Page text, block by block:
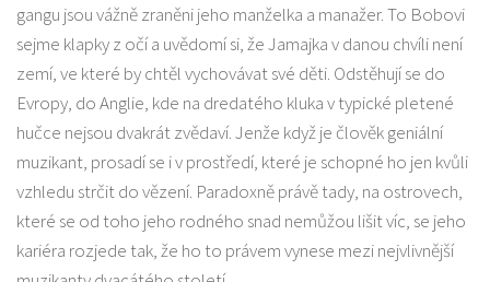
gangu jsou vážně zraněni jeho manželka a manažer. To Bobovi
sejme klapky z očí a uvědomí si, že Jamajka v danou chvíli není
zemí, ve které by chtěl vychovávat své děti. Odstěhují se do
Evropy, do Anglie, kde na dredatého kluka v typické pletené
hučce nejsou dvakrát zvědaví. Jenže když je člověk geniální
muzikant, prosadí se i v prostředí, které je schopné ho jen kvůli
vzhledu strčit do vězení. Paradoxně právě tady, na ostrovech,
které se od toho jeho rodného snad nemůžou lišit víc, se jeho
kariéra rozjede tak, že ho to právem vynese mezi nejvlivnější